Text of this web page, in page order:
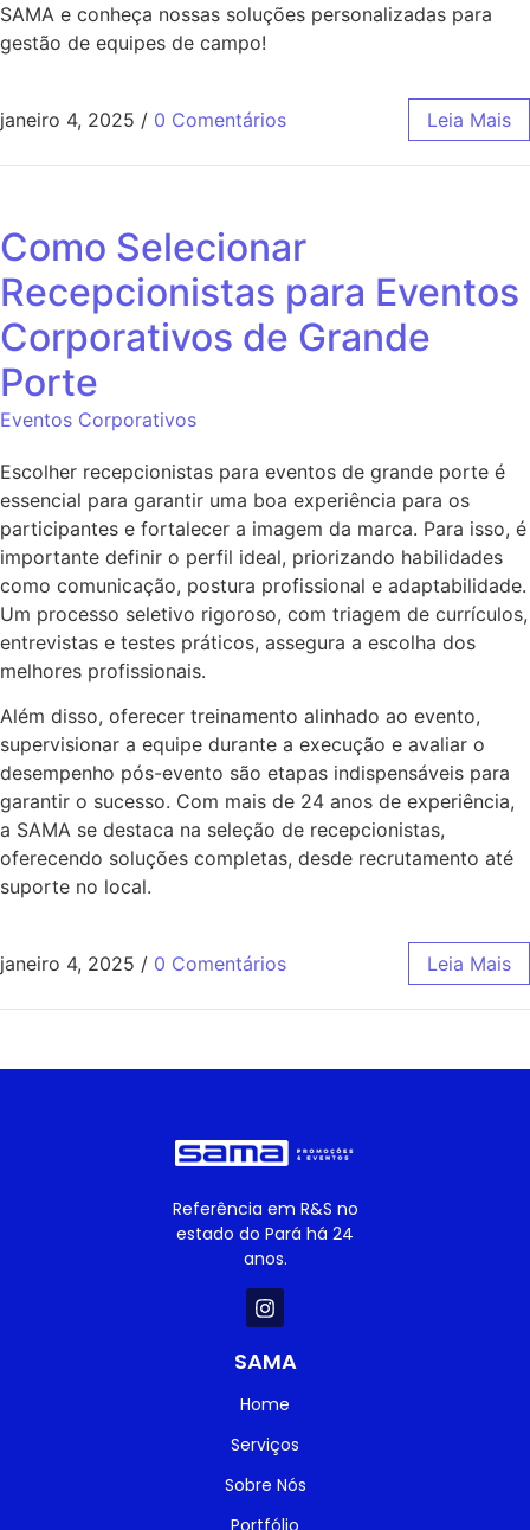
SAMA e conheça nossas soluções personalizadas para
gestão de equipes de campo!
janeiro 4, 2025 / 0 Comentários Leia Mais
Como Selecionar
Recepcionistas para Eventos
Corporativos de Grande
Porte
Eventos Corporativos
Escolher recepcionistas para eventos de grande porte é
essencial para garantir uma boa experiência para os
participantes e fortalecer a imagem da marca. Para isso, é
importante definir o perfil ideal, priorizando habilidades
como comunicação, postura profissional e adaptabilidade.
Um processo seletivo rigoroso, com triagem de currículos,
entrevistas e testes práticos, assegura a escolha dos
melhores profissionais.
Além disso, oferecer treinamento alinhado ao evento,
supervisionar a equipe durante a execução e avaliar o
desempenho pós-evento são etapas indispensáveis para
garantir o sucesso. Com mais de 24 anos de experiência,
a SAMA se destaca na seleção de recepcionistas,
oferecendo soluções completas, desde recrutamento até
suporte no local.
janeiro 4, 2025 / 0 Comentários Leia Mais
Referência em R&S no
estado do Pará há 24
anos.
SAMA
Home
Serviços
Sobre Nós
Portfólio